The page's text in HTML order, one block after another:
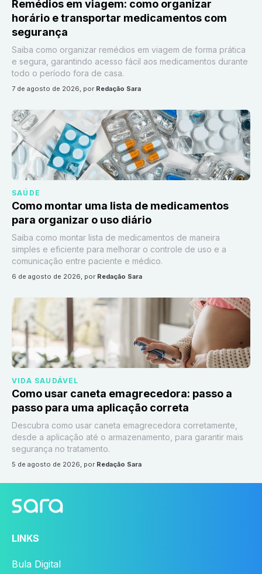
Remédios em viagem: como organizar
horário e transportar medicamentos com
segurança
Saiba como organizar remédios em viagem de forma prática
e segura, garantindo acesso fácil aos medicamentos durante
todo o período fora de casa.
7 de agosto de 2026, por Redação Sara
SAÚDE
Como montar uma lista de medicamentos
para organizar o uso diário
Saiba como montar lista de medicamentos de maneira
simples e eficiente para melhorar o controle de uso e a
comunicação entre paciente e médico.
6 de agosto de 2026, por Redação Sara
VIDA SAUDÁVEL
Como usar caneta emagrecedora: passo a
passo para uma aplicação correta
Descubra como usar caneta emagrecedora corretamente,
desde a aplicação até o armazenamento, para garantir mais
segurança no tratamento.
5 de agosto de 2026, por Redação Sara
LINKS
Bula Digital